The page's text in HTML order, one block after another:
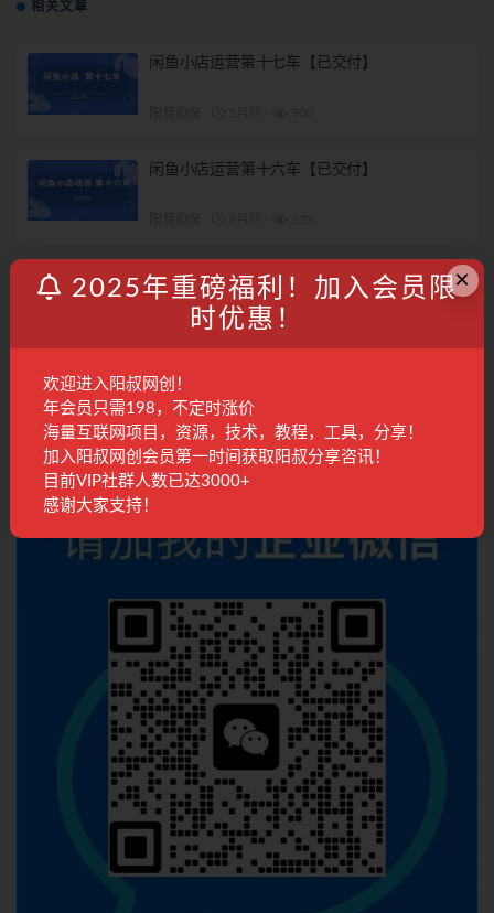
相关文章
闲鱼小店运营第十七车【已交付】
闲鱼小店运营第十六车【已交付】
闲鱼小店运营第十五车【已交付】
阳叔担保 9月前
读书赚钱实战营，从0到1边读书边赚钱，实现
年入百万梦想,写作变现
国内项目 2年前 1.6K
联系客服
×
2025年重磅福利！加入会员限
时优惠！
欢迎进入阳叔网创！
年会员只需198，不定时涨价
海量互联网项目，资源，技术，教程，工具，分享！
加入阳叔网创会员第一时间获取阳叔分享咨讯！
目前VIP社群人数已达3000+
感谢大家支持！